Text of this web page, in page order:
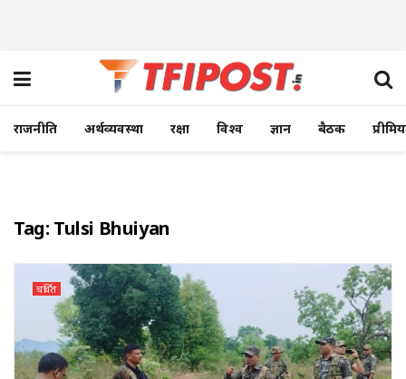
राजनीति अर्थव्यवस्था रक्षा विश्व ज्ञान बैठक
Tag: Tulsi Bhuiyan
चर्चित